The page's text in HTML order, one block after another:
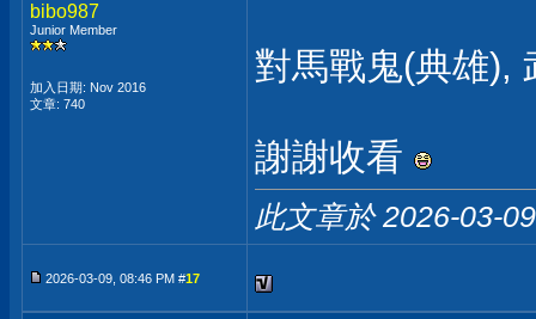
bibo987
Junior Member
加入日期: Nov 2016
文章: 740
對馬戰鬼(典雄),
謝謝收看
此文章於 2026-03-
2026-03-09, 08:46 PM #17